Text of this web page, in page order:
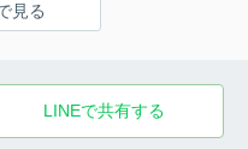
見る
LINEで共有する